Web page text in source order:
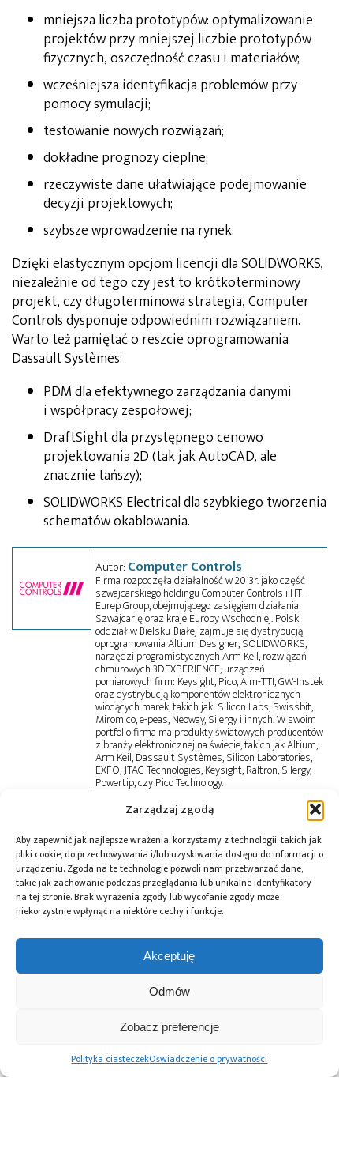
Zarządzaj zgodą
Aby zapewnić jak najlepsze wrażenia, korzystamy z technologii, takich jak
pliki cookie, do przechowywania i/lub uzyskiwania dostępu do informacji o
urządzeniu. Zgoda na te technologie pozwoli nam przetwarzać dane,
takie jak zachowanie podczas przeglądania lub unikalne identyfikatory
na tej stronie. Brak wyrażenia zgody lub wycofanie zgody może
niekorzystnie wpłynąć na niektóre cechy i funkcje.
Akceptuję
Odmów
Zobacz preferencje
Polityka ciasteczekOświadczenie o prywatności
mniejsza liczba prototypów: optymalizowanie
projektów przy mniejszej liczbie prototypów
fizycznych, oszczędność czasu i materiałów;
wcześniejsza identyfikacja problemów przy
pomocy symulacji;
testowanie nowych rozwiązań;
dokładne prognozy cieplne;
rzeczywiste dane ułatwiające podejmowanie
decyzji projektowych;
szybsze wprowadzenie na rynek.
Dzięki elastycznym opcjom licencji dla SOLIDWORKS,
niezależnie od tego czy jest to krótkoterminowy
projekt, czy długoterminowa strategia, Computer
Controls dysponuje odpowiednim rozwiązaniem.
Warto też pamiętać o reszcie oprogramowania
Dassault Systèmes:
PDM dla efektywnego zarządzania danymi
i współpracy zespołowej;
DraftSight dla przystępnego cenowo
projektowania 2D (tak jak AutoCAD, ale
znacznie tańszy);
SOLIDWORKS Electrical dla szybkiego tworzenia
schematów okablowania.
Autor: Computer Controls
Firma rozpoczęła działalność w 2013r. jako część
szwajcarskiego holdingu Computer Controls i HT-
Eurep Group, obejmującego zasięgiem działania
Szwajcarię oraz kraje Europy Wschodniej. Polski
oddział w Bielsku-Białej zajmuje się dystrybucją
oprogramowania Altium Designer, SOLIDWORKS,
narzędzi programistycznych Arm Keil, rozwiązań
chmurowych 3DEXPERIENCE, urządzeń
pomiarowych firm: Keysight, Pico, Aim-TTI, GW-Instek
oraz dystrybucją komponentów elektronicznych
wiodących marek, takich jak: Silicon Labs, Swissbit,
Miromico, e-peas, Neoway, Silergy i innych. W swoim
portfolio firma ma produkty światowych producentów
z branży elektronicznej na świecie, takich jak Altium,
Arm Keil, Dassault Systèmes, Silicon Laboratories,
EXFO, JTAG Technologies, Keysight, Raltron, Silergy,
Powertip, czy Pico Technology.
Tagi:Altium,Computer Controls,Solidworks
Przeczytaj również:
SOLIDWORKS
organizowane
przez Computer
Controls
zaawansowane
Altium Designer
organizowane
przez Computer